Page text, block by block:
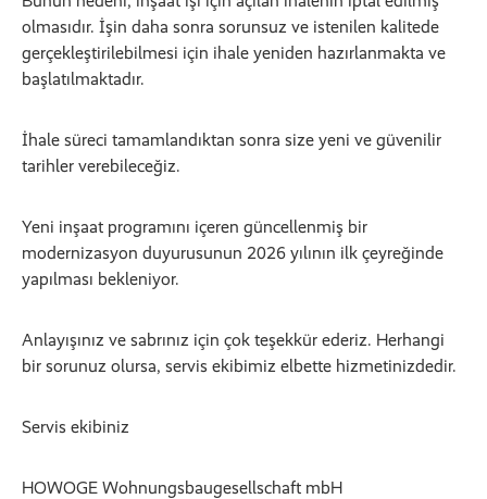
olmasıdır. İşin daha sonra sorunsuz ve istenilen kalitede
gerçekleştirilebilmesi için ihale yeniden hazırlanmakta ve
başlatılmaktadır.
İhale süreci tamamlandıktan sonra size yeni ve güvenilir
tarihler verebileceğiz.
Yeni inşaat programını içeren güncellenmiş bir
modernizasyon duyurusunun 2026 yılının ilk çeyreğinde
yapılması bekleniyor.
Anlayışınız ve sabrınız için çok teşekkür ederiz. Herhangi
bir sorunuz olursa, servis ekibimiz elbette hizmetinizdedir.
Servis ekibiniz
HOWOGE Wohnungsbaugesellschaft mbH